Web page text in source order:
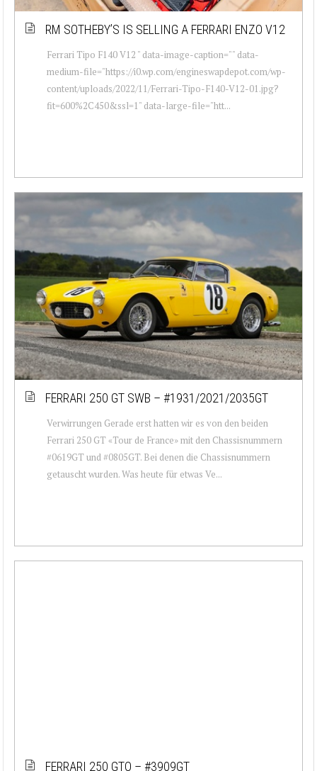
RM SOTHEBY’S IS SELLING A FERRARI ENZO V12
Ferrari Tipo F140 V12 " data-image-caption="" data-
medium-file="https://i0.wp.com/engineswapdepot.com/wp-
content/uploads/2022/11/Ferrari-Tipo-F140-V12-01.jpg?
fit=600%2C450&ssl=1" data-large-file="htt...
FERRARI 250 GT SWB – #1931/2021/2035GT
Verwirrungen Gerade erst hatten wir es von den beiden
Ferrari 250 GT «Tour de France» mit den Chassisnummern
#0619GT und #0805GT. Bei denen die Chassisnummern
getauscht wurden. Was heute für etwas Ve...
FERRARI 250 GTO – #3909GT